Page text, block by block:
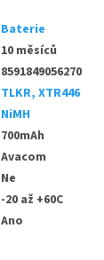
Baterie
10 měsíců
8591849056270
TLKR, XTR446
NiMH
700mAh
Avacom
Ne
-20 až +60C
Ano